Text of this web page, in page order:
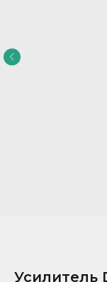
Усилитель